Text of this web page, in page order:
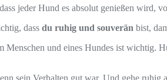
jeder Hund es absolut genießen
dass du ruhig und souverän bist,
Menschen und eines Hundes ist wichtig.